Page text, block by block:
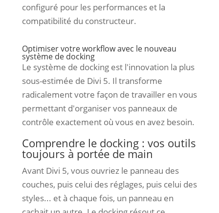
configuré pour les performances et la
compatibilité du constructeur.
Optimiser votre workflow avec le nouveau
système de docking
Le système de docking est l'innovation la plus
sous-estimée de Divi 5. Il transforme
radicalement votre façon de travailler en vous
permettant d'organiser vos panneaux de
contrôle exactement où vous en avez besoin.
Comprendre le docking : vos outils
toujours à portée de main
Avant Divi 5, vous ouvriez le panneau des
couches, puis celui des réglages, puis celui des
styles... et à chaque fois, un panneau en